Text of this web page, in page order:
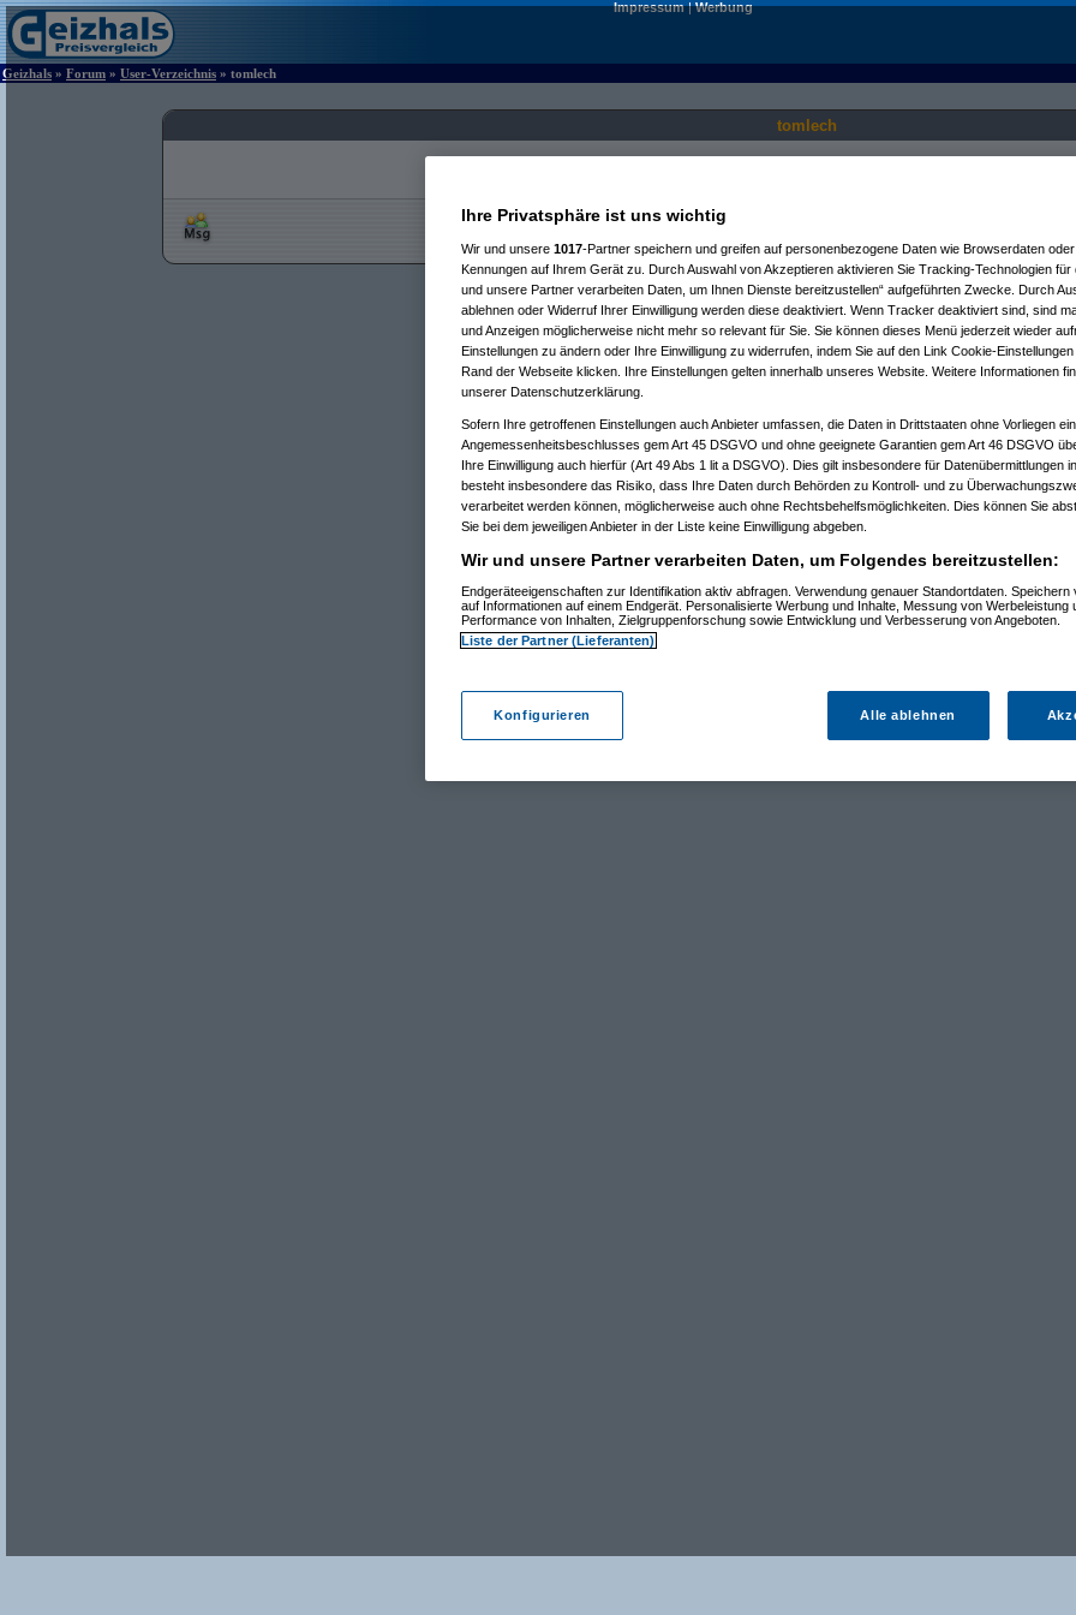
Impressum|Werbung
Geizhals » Forum » User-Verzeichnis » tomlech
tomlech
Ihre Privatsphäre ist uns wichtig
Wir und unsere 1017-Partner speichern und greifen auf personenbezogene Daten wie Browserdaten
Kennungen auf Ihrem Gerät zu. Durch Auswahl von Akzeptieren aktivieren Sie Tracking-Technologien für
und unsere Partner verarbeiten Daten, um Ihnen Dienste bereitzustellen“ aufgeführten Zwecke. Durch
ablehnen oder Widerruf Ihrer Einwilligung werden diese deaktiviert. Wenn Tracker deaktiviert sind, sind
und Anzeigen möglicherweise nicht mehr so relevant für Sie. Sie können dieses Menü jederzeit wieder
Einstellungen zu ändern oder Ihre Einwilligung zu widerrufen, indem Sie auf den Link Cookie-
Rand der Webseite klicken. Ihre Einstellungen gelten innerhalb unseres Website. Weitere Informationen
unserer Datenschutzerklärung.
Sofern Ihre getroffenen Einstellungen auch Anbieter umfassen, die Daten in Drittstaaten ohne Vorliegen
Angemessenheitsbeschlusses gem Art 45 DSGVO und ohne geeignete Garantien gem Art 46 DSGVO
Ihre Einwilligung auch hierfür (Art 49 Abs 1 lit a DSGVO). Dies gilt insbesondere für Datenübermittlungen
besteht insbesondere das Risiko, dass Ihre Daten durch Behörden zu Kontroll- und zu
verarbeitet werden können, möglicherweise auch ohne Rechtsbehelfsmöglichkeiten. Dies können Sie
Sie bei dem jeweiligen Anbieter in der Liste keine Einwilligung abgeben.
Wir und unsere Partner verarbeiten Daten, um Folgendes bereitzustellen:
Endgeräteeigenschaften zur Identifikation aktiv abfragen. Verwendung genauer Standortdaten. Speichern
auf Informationen auf einem Endgerät. Personalisierte Werbung und Inhalte, Messung von Werbeleistung
Performance von Inhalten, Zielgruppenforschung sowie Entwicklung und Verbesserung von Angeboten.
Liste der Partner (Lieferanten)
Konfigurieren Alle ablehnen